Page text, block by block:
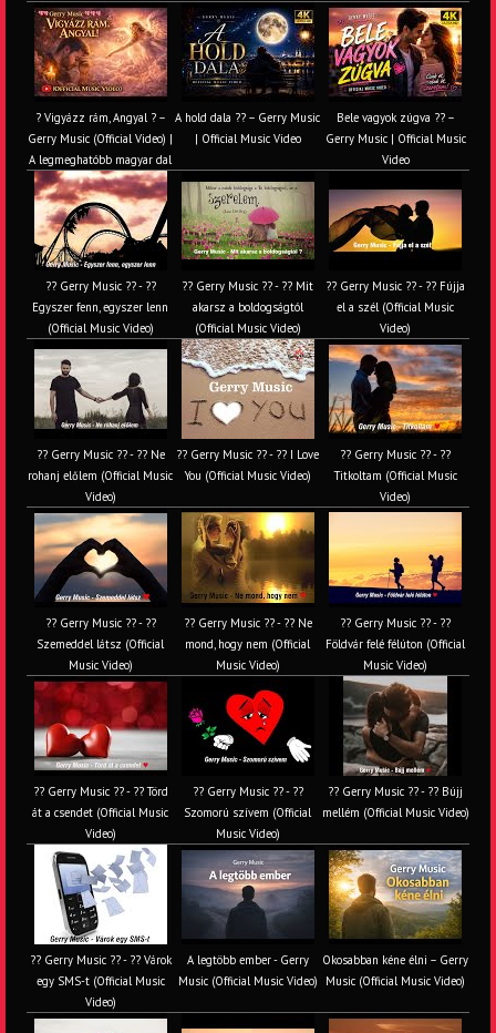
? Vigyázz rám, Angyal ? –
Gerry Music (Official Video) |
A legmeghatóbb magyar dal
A hold dala ?? – Gerry Music
| Official Music Video
Bele vagyok zúgva ?? –
Gerry Music | Official Music
Video
?? Gerry Music ?? - ??
Egyszer fenn, egyszer lenn
(Official Music Video)
?? Gerry Music ?? - ?? Mit
akarsz a boldogságtól
(Official Music Video)
?? Gerry Music ?? - ?? Fújja
el a szél (Official Music
Video)
?? Gerry Music ?? - ?? Ne
rohanj előlem (Official Music
Video)
?? Gerry Music ?? - ?? I Love
You (Official Music Video)
?? Gerry Music ?? - ??
Titkoltam (Official Music
Video)
?? Gerry Music ?? - ??
Szemeddel látsz (Official
Music Video)
?? Gerry Music ?? - ?? Ne
mond, hogy nem (Official
Music Video)
?? Gerry Music ?? - ??
Földvár felé félúton (Official
Music Video)
?? Gerry Music ?? - ?? Törd
át a csendet (Official Music
Video)
?? Gerry Music ?? - ??
Szomorú szívem (Official
Music Video)
?? Gerry Music ?? - ?? Bújj
mellém (Official Music Video)
?? Gerry Music ?? - ?? Várok
egy SMS-t (Official Music
Video)
A legtöbb ember - Gerry
Music (Official Music Video)
Okosabban kéne élni – Gerry
Music (Official Music Video)